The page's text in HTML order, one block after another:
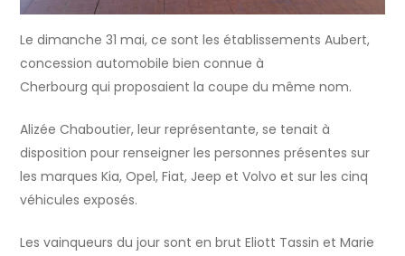
Le dimanche 31 mai, ce sont les établissements Aubert,
concession automobile bien connue à
Cherbourg qui proposaient la coupe du même nom.
Alizée Chaboutier, leur représentante, se tenait à
disposition pour renseigner les personnes présentes sur
les marques Kia, Opel, Fiat, Jeep et Volvo et sur les cinq
véhicules exposés.
Les vainqueurs du jour sont en brut Eliott Tassin et Marie